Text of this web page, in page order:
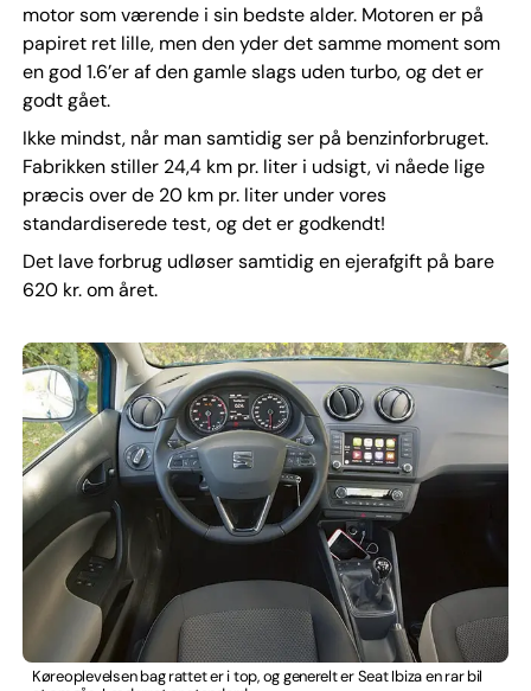
motor som værende i sin bedste alder. Motoren er på
papiret ret lille, men den yder det samme moment som
en god 1.6’er af den gamle slags uden turbo, og det er
godt gået.
Ikke mindst, når man samtidig ser på benzinforbruget.
Fabrikken stiller 24,4 km pr. liter i udsigt, vi nåede lige
præcis over de 20 km pr. liter under vores
standardiserede test, og det er godkendt!
Det lave forbrug udløser samtidig en ejerafgift på bare
620 kr. om året.
Køreoplevelsen bag rattet er i top, og generelt er Seat Ibiza en rar bil